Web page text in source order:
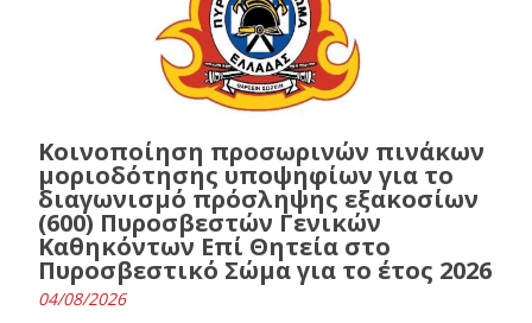
Κοινοποίηση προσωρινών πινάκων
μοριοδότησης υποψηφίων για το
διαγωνισμό πρόσληψης εξακοσίων
(600) Πυροσβεστών Γενικών
Καθηκόντων Επί Θητεία στο
Πυροσβεστικό Σώμα για το έτος 2026
04/08/2026